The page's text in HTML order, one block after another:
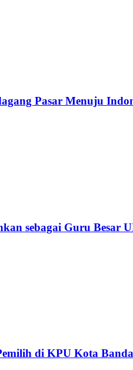
Pasar Menuju
sebagai Guru Besar
di KPU Kota